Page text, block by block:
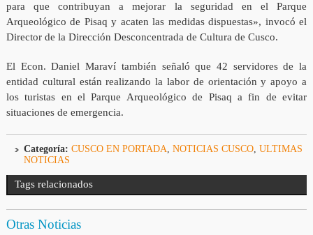
para que contribuyan a mejorar la seguridad en el Parque
Arqueológico de Pisaq y acaten las medidas dispuestas», invocó el
Director de la Dirección Desconcentrada de Cultura de Cusco.
El Econ. Daniel Maraví también señaló que 42 servidores de la
entidad cultural están realizando la labor de orientación y apoyo a
los turistas en el Parque Arqueológico de Pisaq a fin de evitar
situaciones de emergencia.
Categoría: CUSCO EN PORTADA, NOTICIAS CUSCO, ULTIMAS
NOTICIAS
Tags relacionados
Otras Noticias